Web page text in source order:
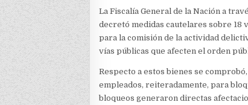
La Fiscalía General de la Nación a
decretó medidas cautelares sobre 18
para la comisión de la actividad
vías públicas que afecten el orden
Respecto a estos bienes se
empleados, reiteradamente, para
bloqueos generaron directas